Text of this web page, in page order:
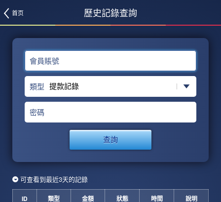
首页 歷史記錄查詢
會員賬號
類型
密碼
查詢
可查看到最近3天的記錄
ID 類型 金額 狀態 時間 說明